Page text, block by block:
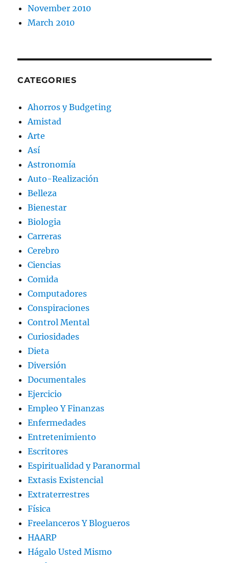
November 2010
March 2010
CATEGORIES
Ahorros y Budgeting
Amistad
Arte
Así
Astronomía
Auto-Realización
Belleza
Bienestar
Biologia
Carreras
Cerebro
Ciencias
Comida
Computadores
Conspiraciones
Control Mental
Curiosidades
Dieta
Diversión
Documentales
Ejercicio
Empleo Y Finanzas
Enfermedades
Entretenimiento
Escritores
Espiritualidad y Paranormal
Extasis Existencial
Extraterrestres
Física
Freelanceros Y Blogueros
HAARP
Hágalo Usted Mismo